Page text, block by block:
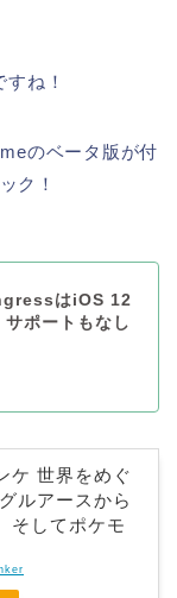
ね！
のベータ版が付
ク！
はiOS 12
ポートもなし
ケ 世界をめぐ
ルアースから
そしてポケモ